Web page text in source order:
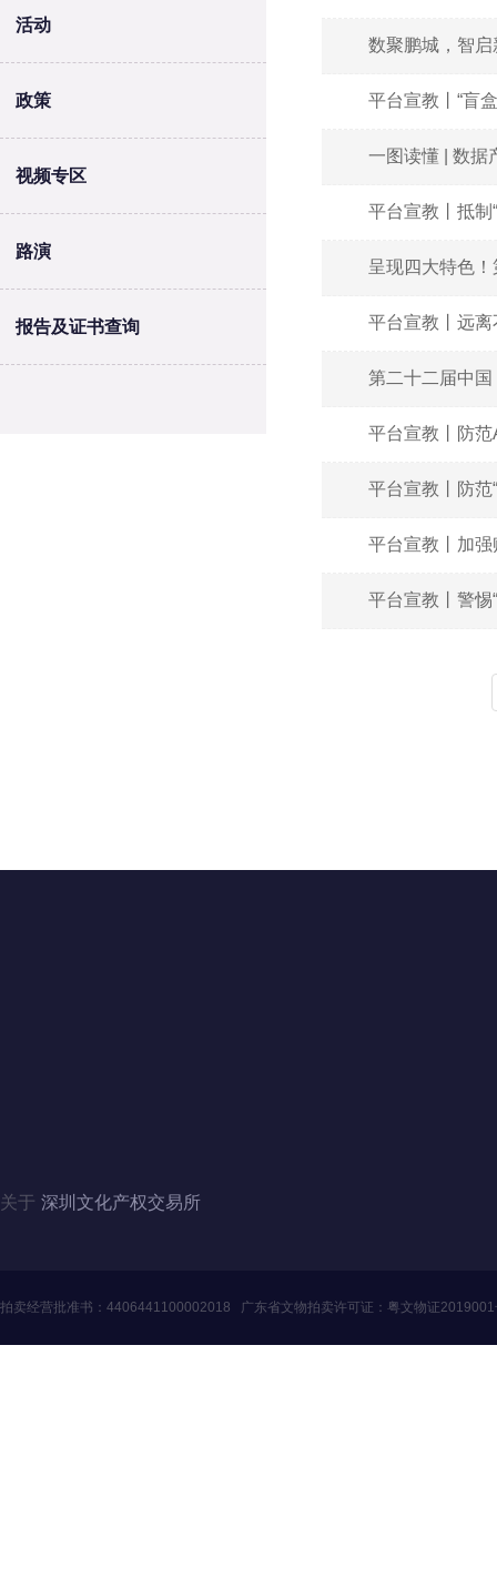
活动
政策
视频专区
路演
报告及证书查询
数聚鹏城，智
平台宣教丨“盲
一图读懂 | 数据
平台宣教丨抵制
呈现四大特色
平台宣教丨远
第二十二届中
平台宣教丨防
平台宣教丨防范
平台宣教丨加
平台宣教丨警惕
关于 深圳文化产权交易所
拍卖经营批准书： 4406441100002018 广东省文物拍卖许可证： 粤文物证2019001